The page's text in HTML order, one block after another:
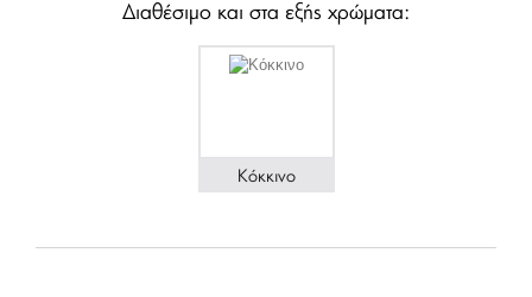
Διαθέσιμο και στα εξής χρώματα:
Κόκκινο